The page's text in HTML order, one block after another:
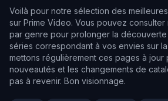
Voilà pour notre sélection des
sur Prime Video. Vous pouvez
par genre pour prolonger la découverte
séries correspondant à vos envies sur
mettons régulièrement ces pages à jour
nouveautés et les changements de
pas à revenir. Bon visionnage.